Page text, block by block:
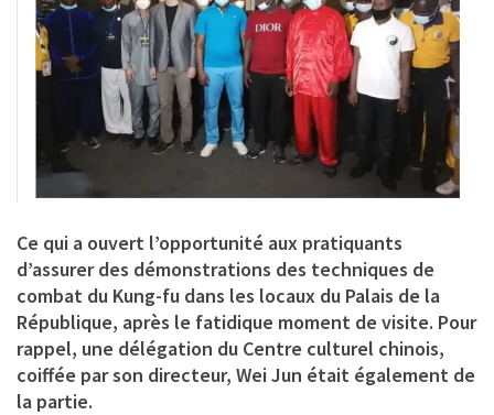
Ce qui a ouvert l’opportunité aux pratiquants
d’assurer des démonstrations des techniques de
combat du Kung-fu dans les locaux du Palais de la
République, après le fatidique moment de visite. Pour
rappel, une délégation du Centre culturel chinois,
coiffée par son directeur, Wei Jun était également de
la partie.